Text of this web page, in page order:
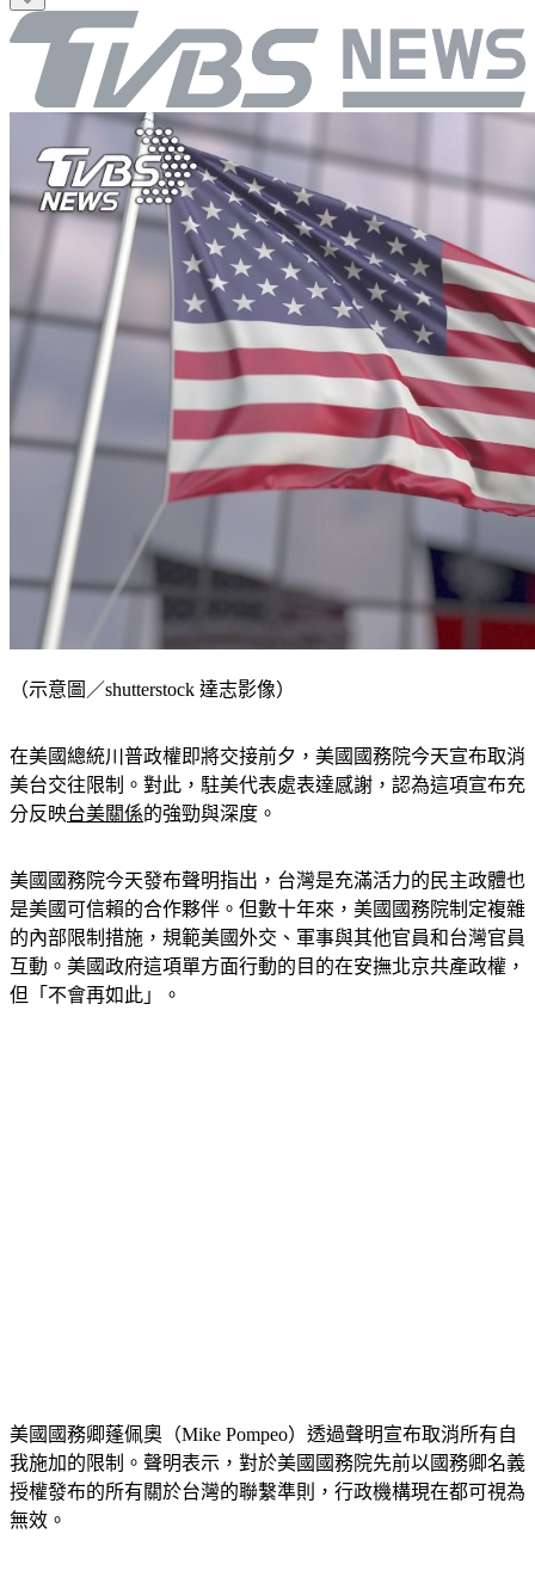
（示意圖／shutterstock 達志影像）
在美國總統川普政權即將交接前夕，美國國務院今天宣布取消
美台交往限制。對此，駐美代表處表達感謝，認為這項宣布充
分反映台美關係的強勁與深度。
美國國務院今天發布聲明指出，台灣是充滿活力的民主政體也
是美國可信賴的合作夥伴。但數十年來，美國國務院制定複雜
的內部限制措施，規範美國外交、軍事與其他官員和台灣官員
互動。美國政府這項單方面行動的目的在安撫北京共產政權，
但「不會再如此」。
美國國務卿蓬佩奧（Mike Pompeo）透過聲明宣布取消所有自
我施加的限制。聲明表示，對於美國國務院先前以國務卿名義
授權發布的所有關於台灣的聯繫準則，行政機構現在都可視為
無效。